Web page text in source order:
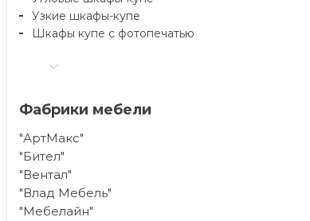
Узкие шкафы-купе
Шкафы купе с фотопечатью
Фабрики мебели
"АртМакс"
"Бител"
"Вентал"
"Влад Мебель"
"Мебелайн"